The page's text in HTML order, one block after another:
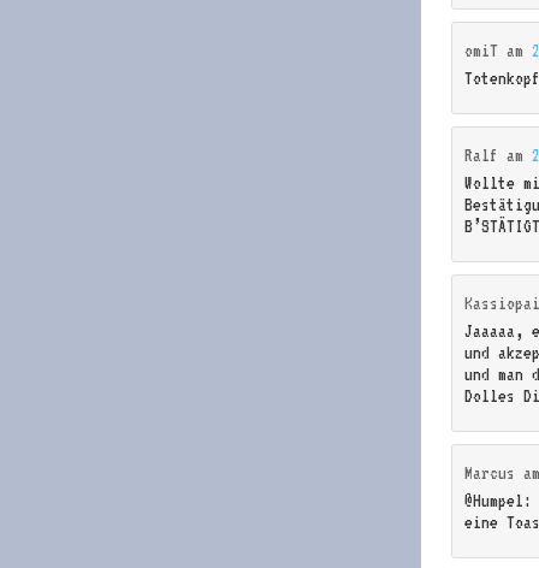
omiT am
Ralf am
Wollte
Jaaaaa,
und
und man
Dolles
Marcus
eine